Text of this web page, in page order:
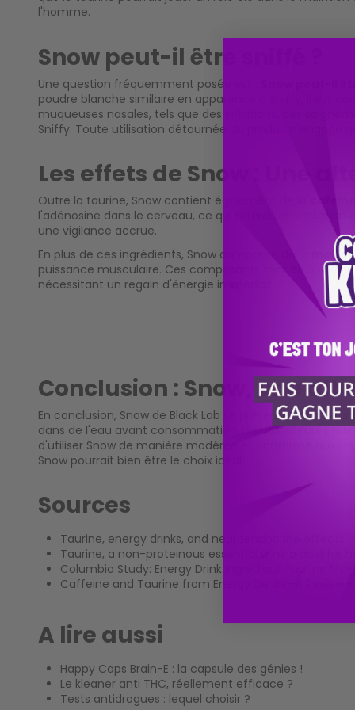
l'homme.
Snow peut-il être sniffé ?
Une question fréquemment posée est :
poudre blanche similaire en apparence à Sniffy, il est
muqueuses nasales, tels que des irritations, des
Sniffy. Toute utilisation détournée du produit n'engage
Les effets de Snow : Une
Outre la taurine, Snow contient également de la
l'adénosine dans le cerveau, ce qui retarde la
une vigilance accrue.
En plus de ces ingrédients, Snow comprend de la
puissance musculaire. Ces composants font de Snow
nécessitant un regain d'énergie immédiat.
Conclusion : Snow, une
En conclusion, Snow de Black Lab se présente comme
dans de l'eau avant consommation, les utilisateurs
d'utiliser Snow de manière modérée et conforme aux
Snow pourrait bien être le choix idéal.
Sources
Taurine, energy drinks, and neuroendocrine effects
Taurine, a non-proteinous essential amino acid for
Columbia Study: Energy Drink Ingredient Taurine May
Caffeine and Taurine from Energy Drinks—A Review
A lire aussi
Happy Caps Brain-E : la capsule des génies !
Le kleaner anti THC, réellement efficace ?
Tests antidrogues : lequel choisir ?